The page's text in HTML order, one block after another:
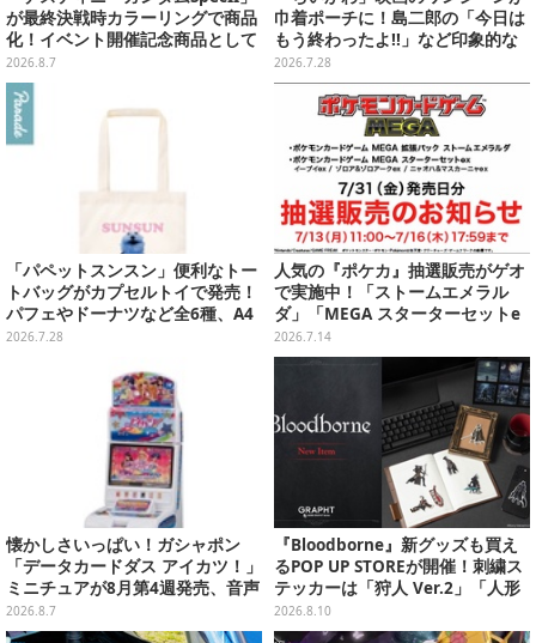
が最終決戦時カラーリングで商品
化！イベント開催記念商品として
METAL ROBOT魂に新登場
2026.8.7
巾着ポーチに！島二郎の「今日は
もう終わったよ!!」など印象的な
全6種がカプセルトイにて発売
2026.7.28
「パペットスンスン」便利なトー
トバッグがカプセルトイで発売！
パフェやドーナツなど全6種、A4
サイズがすっぽり入る大きさ
2026.7.28
人気の『ポケカ』抽選販売がゲオ
で実施中！「ストームエメラル
ダ」「MEGA スターターセットe
x」各種の全4商品
2026.7.14
懐かしさいっぱい！ガシャポン
「データカードダス アイカツ！」
ミニチュアが8月第4週発売、音声
が流れる特別仕様も当たる
2026.8.7
『Bloodborne』新グッズも買え
るPOP UP STOREが開催！刺繍ス
テッカーは「狩人 Ver.2」「人形
Ver.2」「時計塔のマリア Ver.2」
の3種類
2026.8.10